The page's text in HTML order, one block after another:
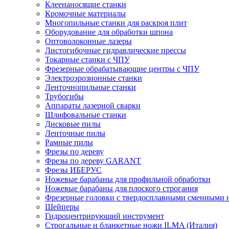
Клеенаносящие станки
Кромочные материалы
Многопильные станки для раскроя плит
Оборудование для обработки шпона
Оптоволоконные лазеры
Листогибочные гидравлические прессы
Токарные станки с ЧПУ
Фрезерные обрабатывающие центры с ЧПУ
Электроэрозионные станки
Ленточнопильные станки
Трубогибы
Аппараты лазерной сварки
Шлифовальные станки
Дисковые пилы
Ленточные пилы
Рамные пилы
Фрезы по дереву
Фрезы по дереву GARANT
Фрезы ИБЕРУС
Ножевые барабаны для профильной обработки
Ножевые барабаны для плоского строгания
Фрезерные головки с твердосплавными сменными
Шейперы
Гидроцентрирующий инструмент
Строгальные и бланкетные ножи ILMA (Италия)